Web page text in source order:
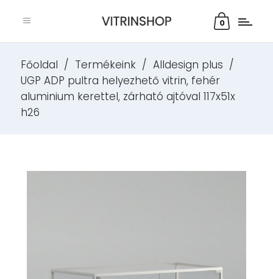
0
Főoldal / Termékeink / Alldesign plus /
UGP ADP pultra helyezhető vitrin, fehér
aluminium kerettel, zárható ajtóval 117x51x
h26